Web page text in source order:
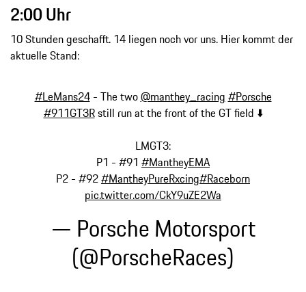
2:00 Uhr
10 Stunden geschafft. 14 liegen noch vor uns. Hier kommt der
aktuelle Stand:
#LeMans24- The two@manthey_racing #Porsche
#911GT3Rstill run at the front of the GT field ⬇️
LMGT3:
P1 - #91 #MantheyEMA
P2 - #92#MantheyPureRxcing#Raceborn
pic.twitter.com/CkY9uZE2Wa
— Porsche Motorsport
(@PorscheRaces)